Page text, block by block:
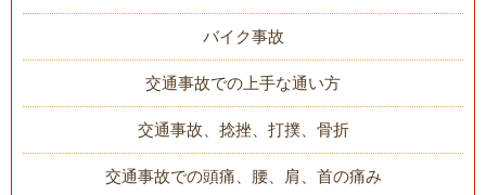
バイク事故
交通事故での上手な通い方
交通事故、捻挫、打撲、骨折
交通事故での頭痛、腰、肩、首の痛み